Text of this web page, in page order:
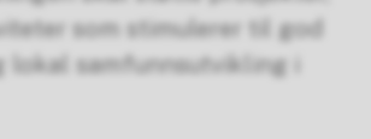
som stimulerer til god
lokal samfunnsutvikling i